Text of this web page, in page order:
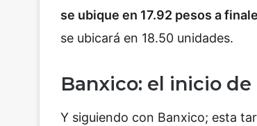
se ubique en 17.92 pesos a
se ubicará en 18.50 unidades.
Banxico: el inicio de
Y siguiendo con Banxico; esta